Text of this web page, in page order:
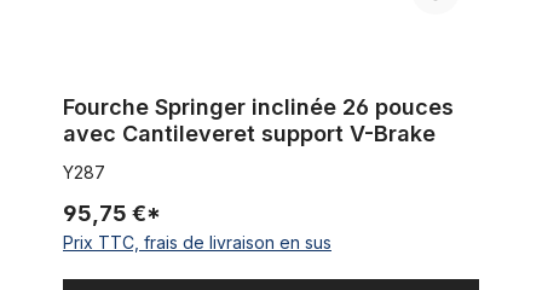
Fourche Springer inclinée 26 pouces
avec Cantileveret support V-Brake
Y287
95,75 €*
Prix TTC, frais de livraison en sus